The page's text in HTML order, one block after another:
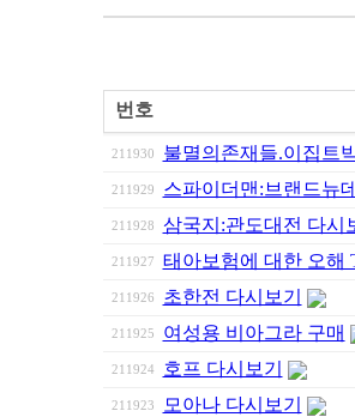
번호
211930 불멸의존재들.이집트
211929 스파이더맨:브랜드뉴
211928 삼국지:관도대전 다시
211927 태아보험에 대한 오해
211926 초한전 다시보기
211925 여성용 비아그라 구매
211924 호프 다시보기
211923 모아나 다시보기